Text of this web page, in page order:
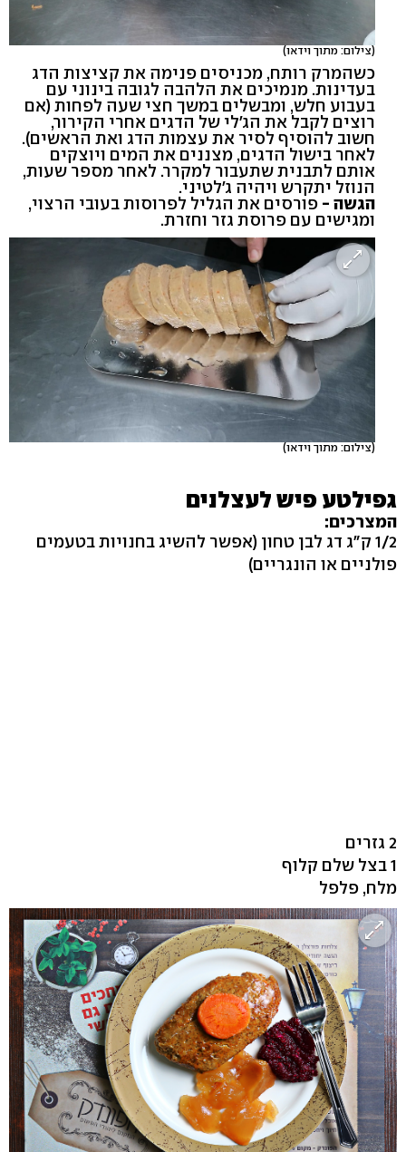
(צילום: מתוך וידאו)
כשהמרק רותח, מכניסים פנימה את קציצות הדג
בעדינות. מנמיכים את הלהבה לגובה בינוני עם
בעבוע חלש, ומבשלים במשך חצי שעה לפחות (אם
רוצים לקבל את הג'לי של הדגים אחרי הקירור,
חשוב להוסיף לסיר את עצמות הדג ואת הראשים).
לאחר בישול הדגים, מצננים את המים ויוצקים
אותם לתבנית שתעבור למקרר. לאחר מספר שעות,
הנוזל יתקרש ויהיה ג'לטיני.
הגשה - פורסים את הגליל לפרוסות בעובי הרצוי,
ומגישים עם פרוסת גזר וחזרת.
(צילום: מתוך וידאו)
גפילטע פיש לעצלנים
המצרכים:
1/2 ק"ג דג לבן טחון (אפשר להשיג בחנויות בטעמים
פולניים או הונגריים)
2 גזרים
1 בצל שלם קלוף
מלח, פלפל